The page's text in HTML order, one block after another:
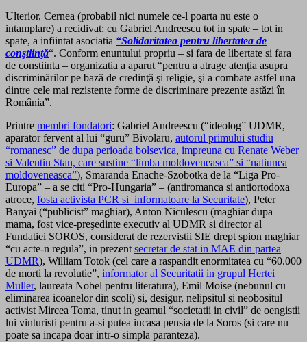
Ulterior, Cernea (probabil nici numele ce-l poarta nu este o
intamplare) a recidivat: cu Gabriel Andreescu tot in spate – tot in
spate, a infiintat asociatia “Solidaritatea pentru libertatea de
conştiinţă“. Conform enuntului propriu – si fara de libertate si fara
de constiinta – organizatia a aparut “pentru a atrage atenţia asupra
discriminărilor pe bază de credinţă şi religie, şi a combate astfel una
dintre cele mai rezistente forme de discriminare prezente astăzi în
România”.
Printre membri fondatori: Gabriel Andreescu (“ideolog” UDMR,
aparator fervent al lui “guru” Bivolaru, autorul primului studiu
“romanesc” de dupa perioada bolsevica, impreuna cu Renate Weber
si Valentin Stan, care sustine “limba moldoveneasca” si “natiunea
moldoveneasca”), Smaranda Enache-Szobotka de la “Liga Pro-
Europa” – a se citi “Pro-Hungaria” – (antiromanca si antiortodoxa
atroce, fosta activista PCR si informatoare la Securitate), Peter
Banyai (“publicist” maghiar), Anton Niculescu (maghiar dupa
mama, fost vice-preşedinte executiv al UDMR si director al
Fundatiei SOROS, considerat de rezervistii SIE drept spion maghiar
“cu acte-n regula”, in prezent secretar de stat in MAE din partea
UDMR), William Totok (cel care a raspandit enormitatea cu “60.000
de morti la revolutie”, informator al Securitatii in grupul Hertei
Muller, laureata Nobel pentru literatura), Emil Moise (nebunul cu
eliminarea icoanelor din scoli) si, desigur, nelipsitul si neobositul
activist Mircea Toma, tinut in geamul “societatii in civil” de oengistii
lui vinturisti pentru a-si putea incasa pensia de la Soros (si care nu
poate sa incapa doar intr-o simpla paranteza).